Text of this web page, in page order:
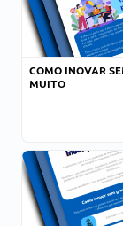
COMO INOVAR
MUITO